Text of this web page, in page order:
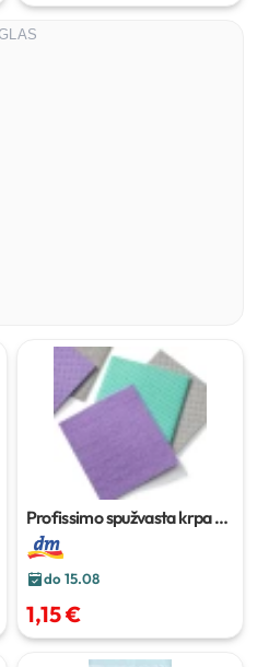
Profissimo spužvasta krpa5
kom
do 15.08
1,15 €